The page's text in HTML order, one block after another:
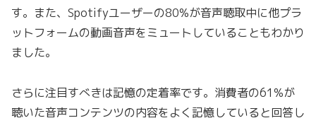
す。また、Spotifyユーザーの80%が音声聴取中に他プラ
ットフォームの動画音声をミュートしていることもわかり
ました。
さらに注目すべきは記憶の定着率です。消費者の61%が
聴いた音声コンテンツの内容をよく記憶していると回答し